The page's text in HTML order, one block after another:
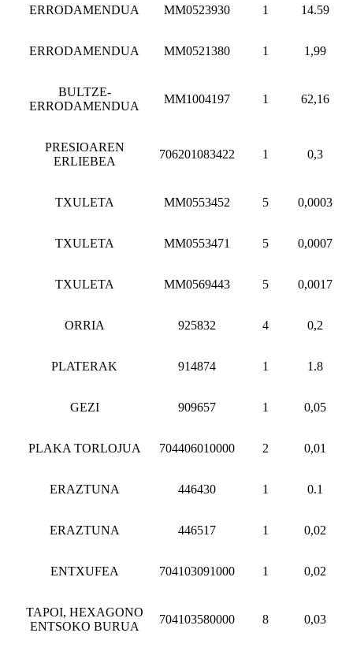
ERRODAMENDUA MM0523930 1 14.59
ERRODAMENDUA MM0521380 1 1,99
BULTZE-
ERRODAMENDUA
MM1004197 1 62,16
PRESIOAREN
ERLIEBEA
706201083422 1 0,3
TXULETA MM0553452 5 0,0003
TXULETA MM0553471 5 0,0007
TXULETA MM0569443 5 0,0017
ORRIA 925832 4 0,2
PLATERAK 914874 1 1.8
GEZI 909657 1 0,05
PLAKA TORLOJUA 704406010000 2 0,01
ERAZTUNA 446430 1 0.1
ERAZTUNA 446517 1 0,02
ENTXUFEA 704103091000 1 0,02
TAPOI, HEXAGONO
ENTSOKO BURUA
704103580000 8 0,03